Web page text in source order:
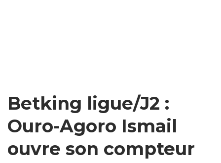
Betking ligue/J2 :
Ouro-Agoro Ismail
ouvre son compteur